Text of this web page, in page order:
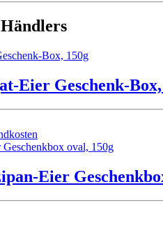
Eier Geschenk-
Eier